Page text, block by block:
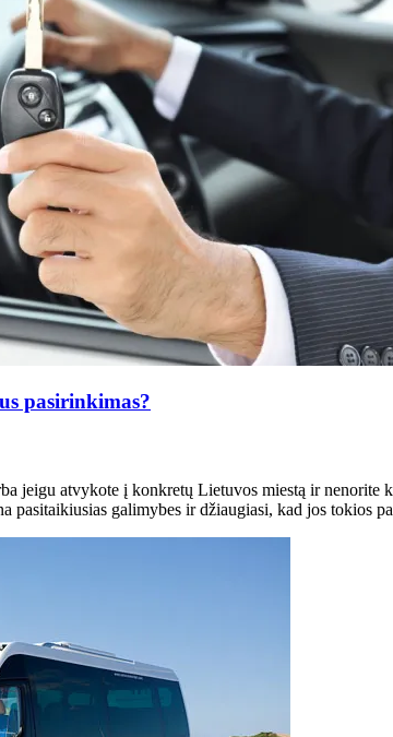
pasirinkimas?
jeigu atvykote į konkretų Lietuvos miestą ir
pasitaikiusias galimybes ir džiaugiasi, kad jos